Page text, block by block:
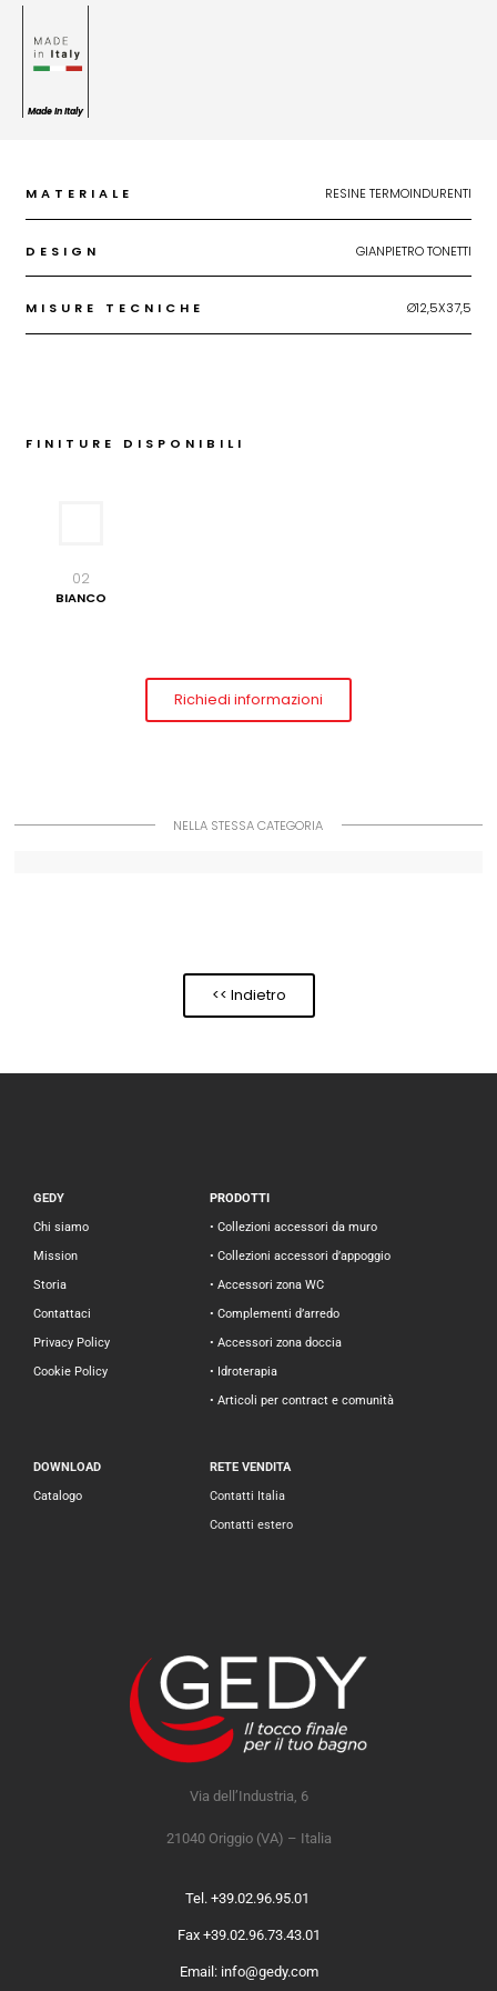
Made In Italy
MATERIALE RESINE TERMOINDURENTI
DESIGN GIANPIETRO TONETTI
MISURE TECNICHE Ø12,5X37,5
FINITURE DISPONIBILI
02
BIANCO
Richiedi informazioni
NELLA STESSA CATEGORIA
<< Indietro
GEDY
Chi siamo
Mission
Storia
Contattaci
Privacy Policy
Cookie Policy
PRODOTTI
• Collezioni accessori da muro
• Collezioni accessori d’appoggio
• Accessori zona WC
• Complementi d’arredo
• Accessori zona doccia
• Idroterapia
• Articoli per contract e comunità
DOWNLOAD
Catalogo
RETE VENDITA
Contatti Italia
Contatti estero
Via dell’Industria, 6
21040 Origgio (VA) – Italia
Tel. +39.02.96.95.01
Fax +39.02.96.73.43.01
Email: info@gedy.com